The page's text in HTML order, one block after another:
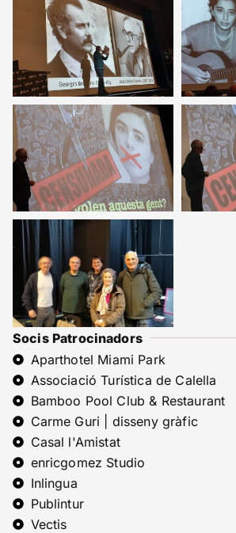
Socis Patrocinadors
Aparthotel Miami Park
Associació Turística de Calella
Bamboo Pool Club & Restaurant
Carme Guri | disseny gràfic
Casal l'Amistat
enricgomez Studio
Inlingua
Publintur
Vectis